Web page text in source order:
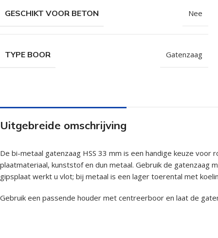
GESCHIKT VOOR BETON Nee
TYPE BOOR Gatenzaag
Uitgebreide omschrijving
De bi-metaal gatenzaag HSS 33 mm is een handige keuze
plaatmateriaal, kunststof en dun metaal. Gebruik de
gipsplaat werkt u vlot; bij metaal is een lager toerental met
Gebruik een passende houder met centreerboor en laat de